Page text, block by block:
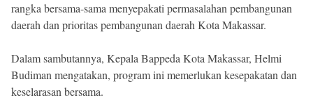
rangka bersama-sama menyepakati permasalahan pembangunan
daerah dan prioritas pembangunan daerah Kota Makassar.
Dalam sambutannya, Kepala Bappeda Kota Makassar, Helmi
Budiman mengatakan, program ini memerlukan kesepakatan dan
keselarasan bersama.